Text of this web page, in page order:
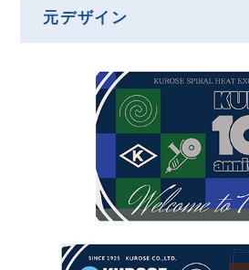
元デザイン